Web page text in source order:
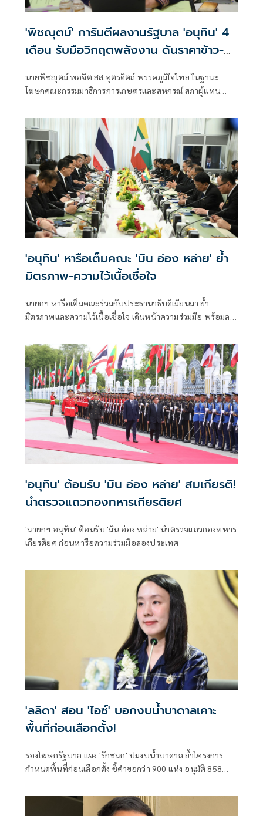
'พิชญุตม์' การันตีผลงานรัฐบาล 'อนุทิน' 4
เดือน รับมือวิกฤตพลังงาน ดันราคาข้าว-
ช่วยลดต้นทุน-ขยายตลาดโลก
นายพิชญุตม์ พอจิต สส.อุตรดิตถ์ พรรคภูมิใจไทย ในฐานะ
โฆษกคณะกรรมมาธิการการเกษตรและสหกรณ์ สภาผู้แทน
รัฐบาลภายใต้การนำของนายอนุทิน ชาญวีรกูล นายกรัฐมนตรี
เข้าบริหารประเทศ 4 เดือน สามารถรับมือกับวิกฤตพลังงาน
และสงครามตะวันออกกลางได้ดี ส่งผลให้ราคาสินค้าเกษตร
หลักปรับตัวสูงขึ้น
'อนุทิน' หารือเต็มคณะ 'มิน อ่อง หล่าย' ย้ำ
มิตรภาพ-ความไว้เนื้อเชื่อใจ
นายกฯ หารือเต็มคณะร่วมกับประธานาธิบดีเมียนมา ย้ำ
มิตรภาพและความไว้เนื้อเชื่อใจ เดินหน้าความร่วมมือ พร้อมลง
คุณภาพน้ำ -เทคโนโลยีอวกาศ
'อนุทิน' ต้อนรับ 'มิน อ่อง หล่าย' สมเกียรติ!
นำตรวจแถวกองทหารเกียรติยศ
'นายกฯ อนุทิน' ต้อนรับ 'มิน อ่อง หล่าย' นำตรวจแถวกองทหาร
เกียรติยศ ก่อนหารือความร่วมมือสองประเทศ
'ลลิดา' สอน 'ไอซ์' บอกงบน้ำบาดาลเคาะ
พื้นที่ก่อนเลือกตั้ง!
รองโฆษกรัฐบาล แจง 'รักชนก' ปมงบน้ำบาดาล ย้ำโครงการ
กำหนดพื้นที่ก่อนเลือกตั้ง ชี้คำขอกว่า 900 แห่ง อนุมัติ 858